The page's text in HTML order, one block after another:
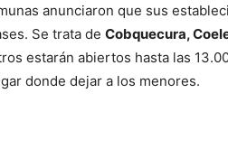
anunciaron que sus
Se trata de Cobquecura,
estarán abiertos hasta las
donde dejar a los menores.